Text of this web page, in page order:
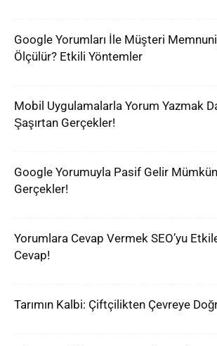
Google Yorumları İle Müşteri
Ölçülür? Etkili Yöntemler
Mobil Uygulamalarla Yorum Yazmak
Şaşırtan Gerçekler!
Google Yorumuyla Pasif Gelir Mümkün
Gerçekler!
Yorumlara Cevap Vermek SEO’yu
Cevap!
Tarımın Kalbi: Çiftçilikten Çevreye